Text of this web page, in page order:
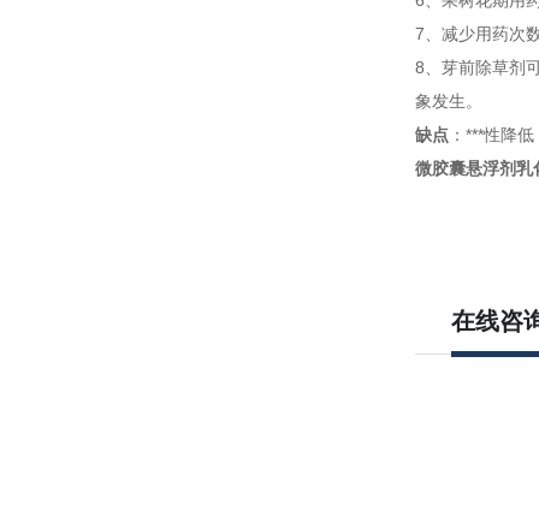
7、减少用药次
8、芽前除草剂
象发生。
缺点：***性降
微胶囊悬浮剂乳
在线咨